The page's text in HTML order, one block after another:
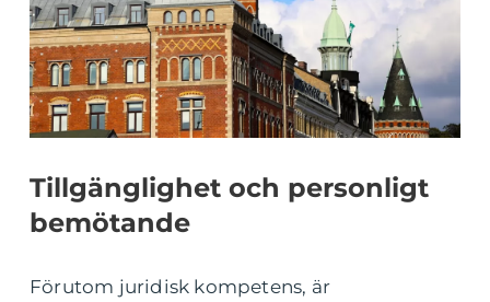
Tillgänglighet och personligt
bemötande
Förutom juridisk kompetens, är